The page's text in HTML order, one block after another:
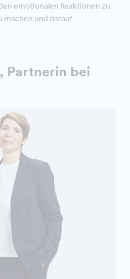
emotionalen Reaktionen zu
machen und darauf
Partnerin bei